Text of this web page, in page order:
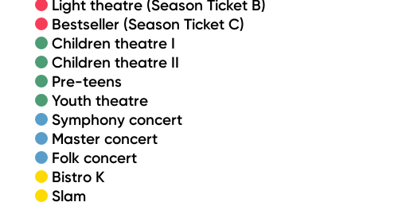
Light theatre (Season Ticket B)
Bestseller (Season Ticket C)
Children theatre I
Children theatre II
Pre-teens
Youth theatre
Symphony concert
Master concert
Folk concert
Bistro K
Slam